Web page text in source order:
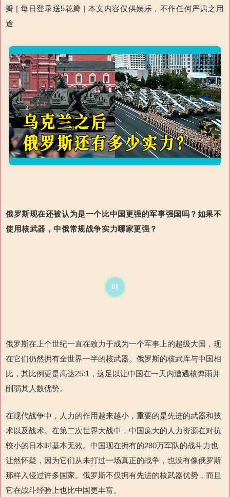
瓣 | 每日登录送5花瓣 | 本文内容仅供娱乐，不作任何严肃之用
途
俄罗斯现在还被认为是一个比中国更强的军事强国吗？如果不
使用核武器，中俄常规战争实力哪家更强？
01
俄罗斯在上个世纪一直在致力于成为一个军事上的超级大国，现
在它们仍然拥有全世界一半的核武器。俄罗斯的核武库与中国相
比，其比例更是高达25:1 ，这足以让中国在一天内遭遇核弹雨并
削弱其人数优势。
在现代战争中，人力的作用越来越小，重要的是先进的武器和技
术以及战术。在第二次世界大战中，中国庞大的人力资源在对抗
较小的日本时基本无效。 中国现在拥有的280万军队的战斗力也
让然怀疑 ，因为它们从未打过一场真正的战争，也没有像俄罗斯
那样入侵过许多国家。俄罗斯不仅拥有先进的核武器优势，而且
它在战斗经验上也比中国更丰富。